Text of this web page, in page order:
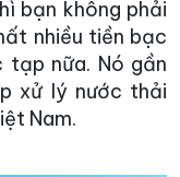
bạn không phải
nhiều tiền bạc
tạp nữa. Nó gần
xử lý nước thải
Nam.